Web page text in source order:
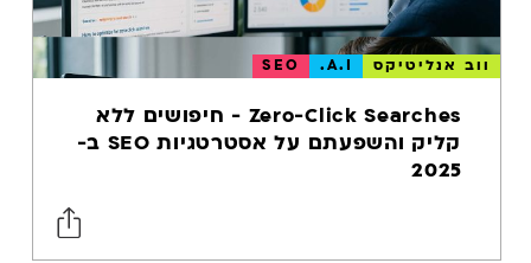
ווב אנליטיקס A.I.
SEO
Zero-Click Searches - חיפושים ללא
קליק והשפעתם על אסטרטגיות SEO ב-
2025